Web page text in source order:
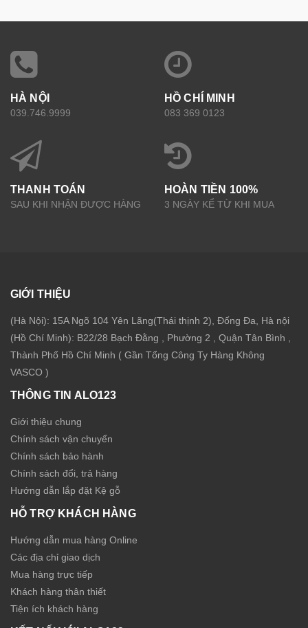
HÀ NỘI
039.746.9999
HỒ CHÍ MINH
083 369 0123
THANH TOÁN
SAU KHI NHẬN ĐƯỢC HÀNG
HOÀN TIỀN 100%
3 NGÀY KỂ TỪ KHI MUA
GIỚI THIỆU
(Hà Nội): 15A Ngõ 104 Yên Lãng(Thái thịnh 2), Đống Đa, Hà nội
(Hồ Chí Minh): B22/28 Bạch Đằng , Phường 2 , Quận Tân Bình ,
Thành Phố Hồ Chí Minh ( Gần Tổng Công Ty Hàng Không
VASCO )
THÔNG TIN ALO123
Giới thiệu chung
Chính sách vận chuyển
Chính sách bảo hành
Chính sách đổi, trả hàng
Hướng dẫn lắp đặt Kệ gỗ
HỖ TRỢ KHÁCH HÀNG
Hướng dẫn mua hàng Online
Các địa chỉ giao dịch
Mua hàng trực tiếp
Khách hàng thân thiết
Tiện ích khách hàng